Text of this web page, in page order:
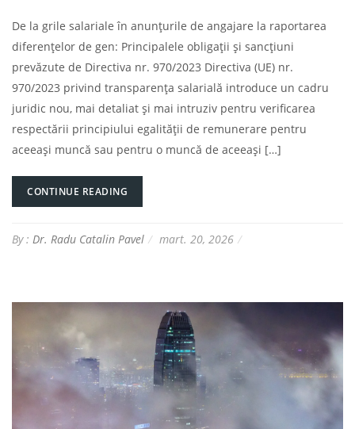
De la grile salariale în anunțurile de angajare la raportarea
diferențelor de gen: Principalele obligații și sancțiuni
prevăzute de Directiva nr. 970/2023 Directiva (UE) nr.
970/2023 privind transparența salarială introduce un cadru
juridic nou, mai detaliat și mai intruziv pentru verificarea
respectării principiului egalității de remunerare pentru
aceeași muncă sau pentru o muncă de aceeași […]
CONTINUE READING
By : Dr. Radu Catalin Pavel mart. 20, 2026